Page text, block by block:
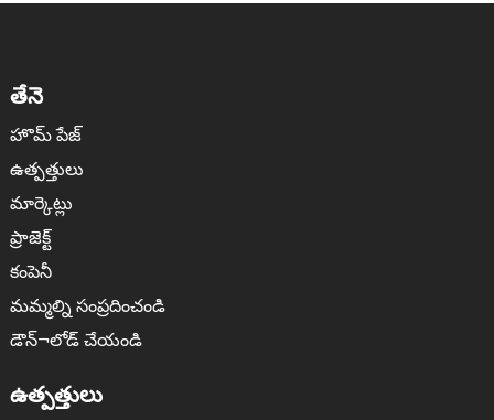
తేనె
హొమ్ పేజ్
ఉత్పత్తులు
మార్కెట్లు
ప్రాజెక్ట్
కంపెనీ
మమ్మల్ని సంప్రదించండి
డౌన్¬లోడ్ చేయండి
ఉత్పత్తులు